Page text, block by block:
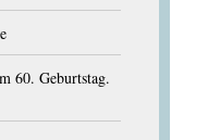
60. Geburtstag.